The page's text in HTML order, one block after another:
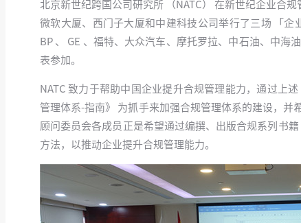
北京新世纪跨国公司研究所 （NATC） 在新世纪企业合
微软大厦、西门子大厦和中建科技公司举行了三场 「企
BP 、 GE 、福特、大众汽车、摩托罗拉、中石油、中
表参加。
NATC 致力于帮助中国企业提升合规管理能力，通过上
管理体系-指南》 为抓手来加强合规管理体系的建设，并
顾问委员会各成员正是希望通过编撰、出版合规系列书
方法，以推动企业提升合规管理能力。